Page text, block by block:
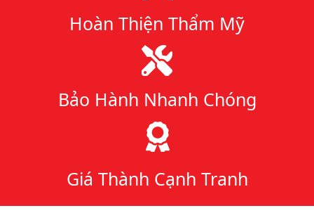
Hoàn Thiện Thẩm Mỹ
Bảo Hành Nhanh Chóng
Giá Thành Cạnh Tranh